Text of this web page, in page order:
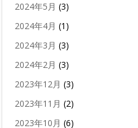
2024年5月 (3)
2024年4月 (1)
2024年3月 (3)
2024年2月 (3)
2023年12月 (3)
2023年11月 (2)
2023年10月 (6)